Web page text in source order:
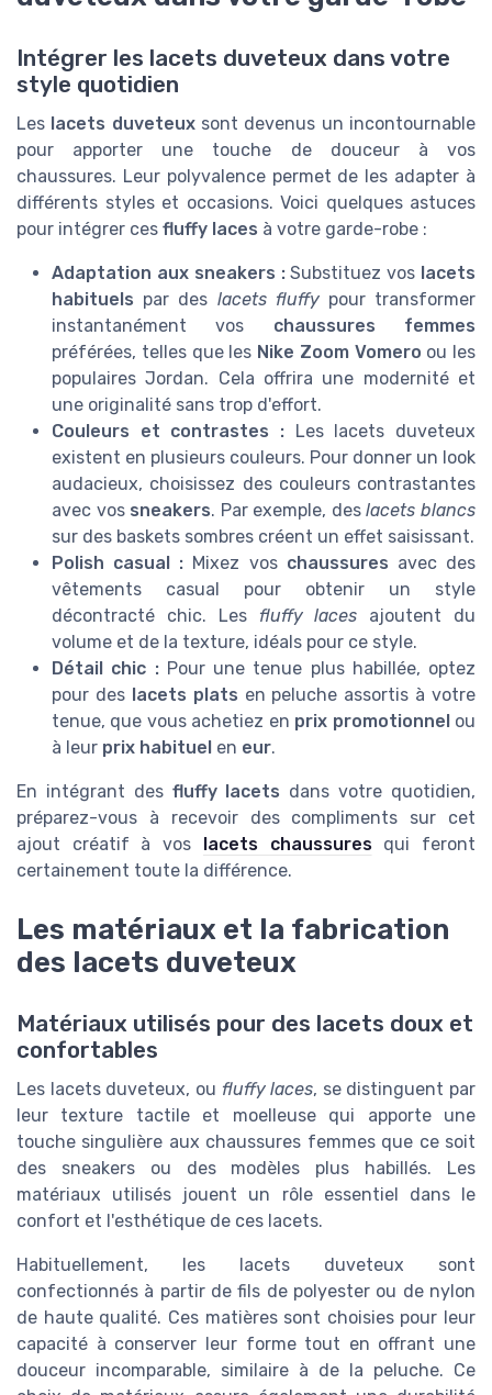
Intégrer les lacets duveteux dans votre
style quotidien
Les lacets duveteuxsont devenus un incontournable
pour apporter une touche de douceur à vos
chaussures. Leur polyvalence permet de les adapter à
différents styles et occasions. Voici quelques astuces
pour intégrer ces fluffy laces à votre garde-robe :
Adaptation aux sneakers :Substituez vos lacets
habituels par des lacets fluffypour transformer
instantanément vos chaussures femmes
préférées, telles que les Nike Zoom Vomero ou les
populaires Jordan. Cela offrira une modernité et
une originalité sans trop d'effort.
Couleurs et contrastes : Les lacets duveteux
existent en plusieurs couleurs. Pour donner un look
audacieux, choisissez des couleurs contrastantes
avec vos sneakers. Par exemple, deslacets blancs
sur des baskets sombres créent un effet saisissant.
Polish casual : Mixez vos chaussures avec des
vêtements casual pour obtenir un style
décontracté chic. Les fluffy laces ajoutent du
volume et de la texture, idéals pour ce style.
Détail chic :Pour une tenue plus habillée, optez
pour des lacets plats en peluche assortis à votre
tenue, que vous achetiez en prix promotionnelou
à leur prix habituel en eur.
En intégrant des fluffy lacets dans votre quotidien,
préparez-vous à recevoir des compliments sur cet
ajout créatif à vos lacets chaussuresqui feront
certainement toute la différence.
Les matériaux et la fabrication
des lacets duveteux
Matériaux utilisés pour des lacets doux et
confortables
Les lacets duveteux, ou fluffy laces, se distinguent par
leur texture tactile et moelleuse qui apporte une
touche singulière aux chaussures femmesque ce soit
des sneakersou des modèles plus habillés. Les
matériaux utilisés jouent un rôle essentiel dans le
confort et l'esthétique de ces lacets.
Habituellement, les lacets duveteux sont
confectionnés à partir de fils de polyester ou de nylon
de haute qualité. Ces matières sont choisies pour leur
capacité à conserver leur forme tout en offrant une
douceur incomparable, similaire à de la peluche. Ce